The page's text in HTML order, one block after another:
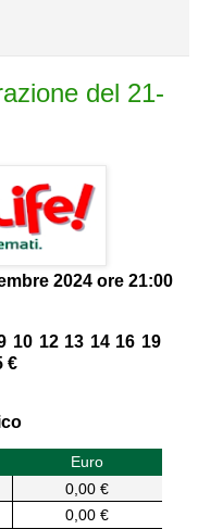
del 21-
2024 ore 21:00
10 12 13 14 16 19
€
Euro
0,00 €
0,00 €